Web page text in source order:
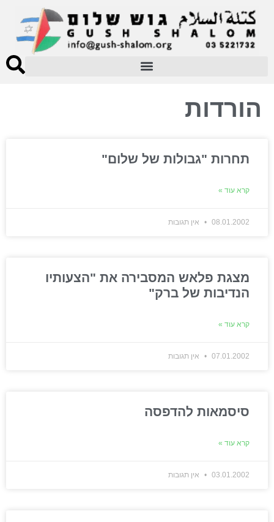
הורדות
תחרות "גבולות של שלום"
קרא עוד »
08.01.2002 אין תגובות
מצגת פלאש המסבירה את "הצעותיו
הנדיבות של ברק"
קרא עוד »
07.01.2002 אין תגובות
סיסמאות להדפסה
קרא עוד »
03.01.2002 אין תגובות